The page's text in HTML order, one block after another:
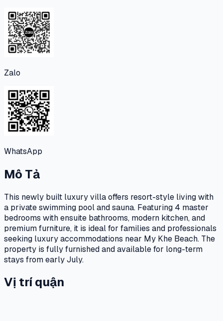
Zalo
WhatsApp
Mô Tả
This newly built luxury villa offers resort-style living with
a private swimming pool and sauna. Featuring 4 master
bedrooms with ensuite bathrooms, modern kitchen, and
premium furniture, it is ideal for families and professionals
seeking luxury accommodations near My Khe Beach. The
property is fully furnished and available for long-term
stays from early July.
Vị trí quận